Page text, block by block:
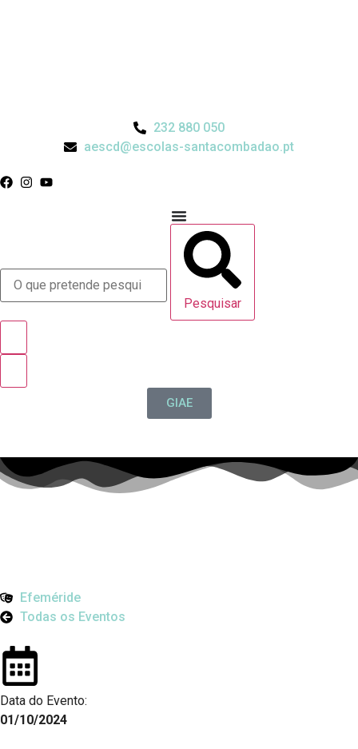
232 880 050
aescd@escolas-santacombadao.pt
Pesquisar
GIAE
Efeméride
Todas os Eventos
Data do Evento:
01/10/2024